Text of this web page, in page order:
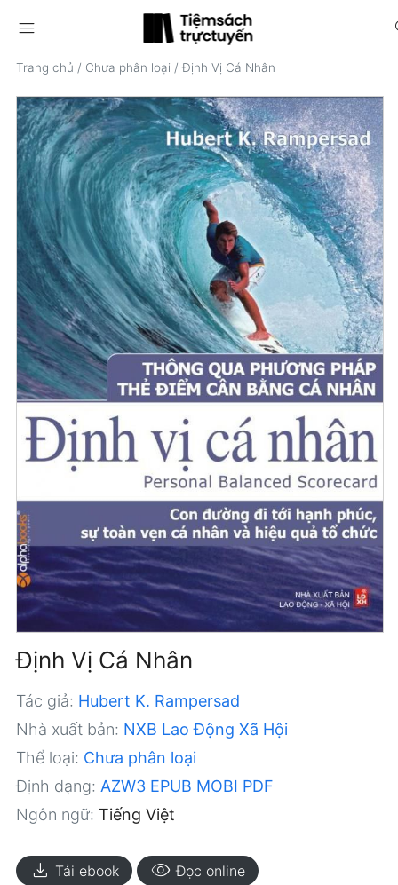
menu
Trang chủ / Chưa phân loại / Định Vị Cá Nhân
Định Vị Cá Nhân
Tác giả: Hubert K. Rampersad
Nhà xuất bản: NXB Lao Động Xã Hội
Thể loại: Chưa phân loại
Định dạng: AZW3 EPUB MOBI PDF
Ngôn ngữ: Tiếng Việt
download Tải ebook visibility Đọc online